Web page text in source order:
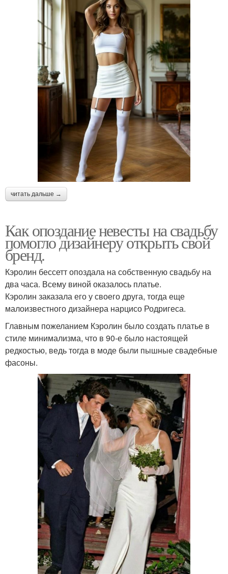
читать дальше →
Как опоздание невесты на свадьбу
помогло дизайнеру открыть свой
бренд.
Кэролин бессетт опоздала на собственную свадьбу на
два часа. Всему виной оказалось платье.
Кэролин заказала его у своего друга, тогда еще
малоизвестного дизайнера нарцисо Родригеса.
Главным пожеланием Кэролин было создать платье в
стиле минимализма, что в 90-е было настоящей
редкостью, ведь тогда в моде были пышные свадебные
фасоны.